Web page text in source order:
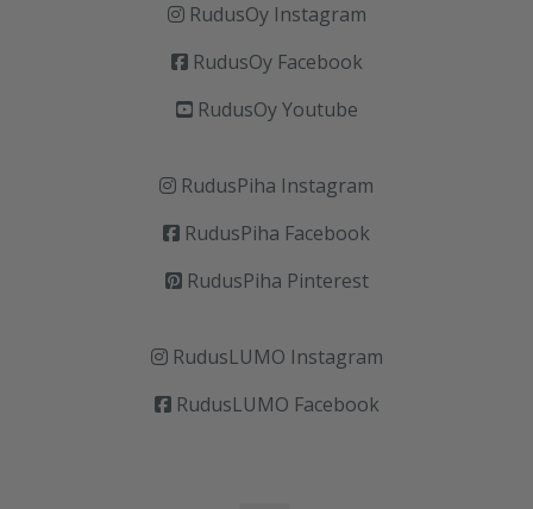
RudusOy Instagram
RudusOy Facebook
RudusOy Youtube
RudusPiha Instagram
RudusPiha Facebook
RudusPiha Pinterest
RudusLUMO Instagram
RudusLUMO Facebook